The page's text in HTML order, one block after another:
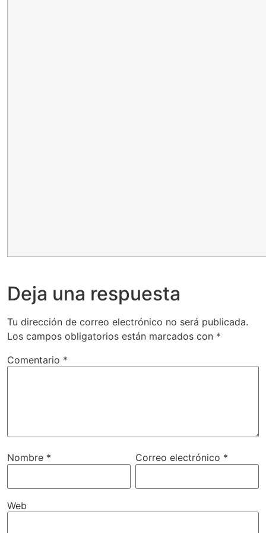
Deja una respuesta
Tu dirección de correo electrónico no será publicada.
Los campos obligatorios están marcados con *
Comentario *
Nombre * Correo electrónico *
Web